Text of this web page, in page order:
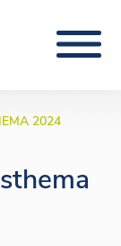
2024